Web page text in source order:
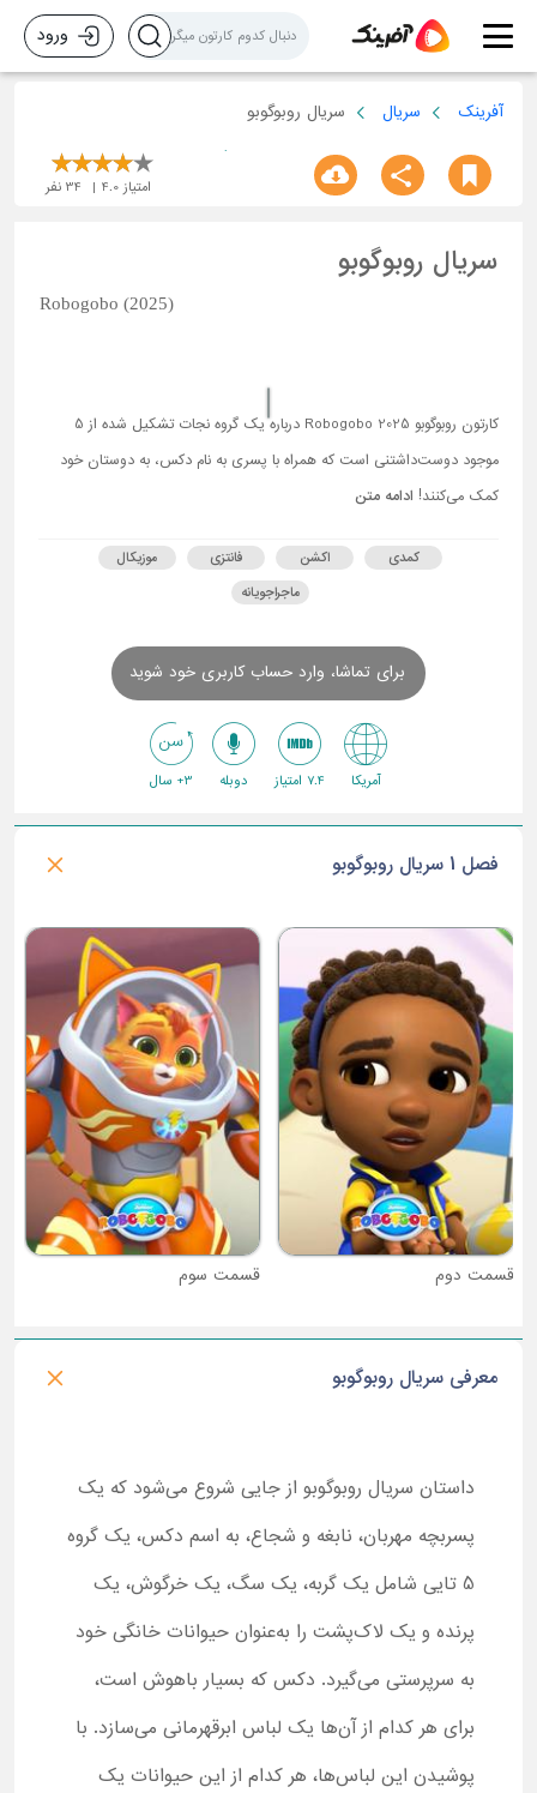
ورود
آفرینک سریال سریال روبوگوبو
امتیاز 4.0
34 نفر
سریال روبوگوبو
Robogobo (2025)
کارتون روبوگوبو Robogobo 2025 درباره یک گروه نجات تشکیل شده از 5
موجود دوست‌داشتنی است که همراه با پسری به نام دکس، به دوستان خود
کمک می‌کنند! ادامه متن
کمدی اکشن فانتزی
موزیکال
ماجراجویانه
برای تماشا، وارد حساب کاربری خود شوید
آمریکا 7.4 امتیاز دوبله 3+ سال
فصل 1 سریال روبوگوبو
قسمت دوم قسمت سوم
معرفی سریال روبوگوبو
داستان سریال روبوگوبو از جایی شروع می‌شود که یک
پسربچه مهربان، نابغه و شجاع، به اسم دکس، یک گروه
5 تایی شامل یک گربه، یک سگ، یک خرگوش، یک
پرنده و یک لاک‌پشت را به‌عنوان حیوانات خانگی خود
به سرپرستی می‌گیرد. دکس که بسیار باهوش است،
برای هر کدام از آن‌ها یک لباس ابرقهرمانی می‌سازد. با
پوشیدن این لباس‌ها، هر کدام از این حیوانات یک